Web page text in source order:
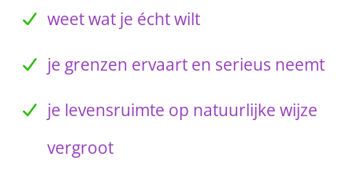
weet wat je écht wilt
je grenzen ervaart en serieus neemt
je levensruimte op natuurlijke wijze
vergroot